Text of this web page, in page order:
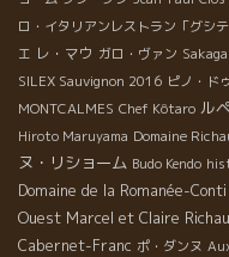
ロ・イタリアンレストラン「グシテ
エ レ・マウ ガロ・ヴァン
SILEX Sauvignon 2016 ピノ・ド
MONTCALMES Chef Kôtaro ル
Hiroto Maruyama Domaine
ヌ・リショーム Budo Kendo
Domaine de la Romanée-Conti
Ouest Marcel et Claire
Cabernet-Franc ポ・ダンヌ